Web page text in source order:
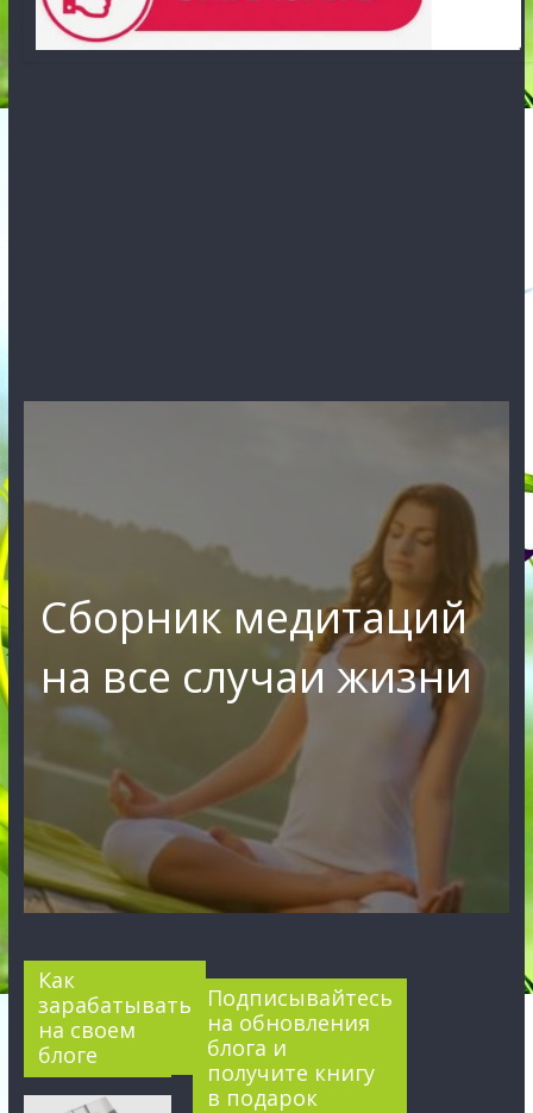
Сборник медитаций
на все случаи жизни
Как
зарабатывать
на своем
блоге
Подписывайтесь
на обновления
блога и
получите книгу
в подарок